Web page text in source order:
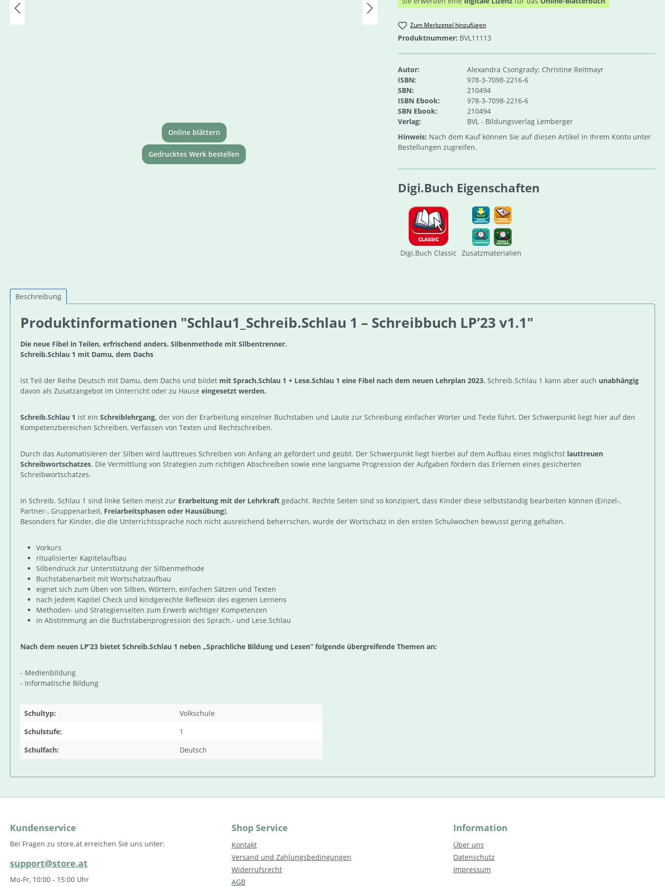
Online blättern
Gedrucktes Werk bestellen
Zum Merkzettel hinzufügen
Produktnummer: BVL11113
Autor:
Alexandra Csongrady; Christine Reitmayr
ISBN:
978-3-7098-2216-6
SBN:
210494
ISBN Ebook:
978-3-7098-2216-6
SBN Ebook:
210494
Verlag:
BVL - Bildungsverlag Lemberger
Hinweis: Nach dem Kauf können Sie auf diesen Artikel in Ihrem Konto unter
Bestellungen zugreifen.
Digi.Buch Eigenschaften
Digi.Buch Classic Zusatzmaterialien
Beschreibung
Produktinformationen "Schlau1_Schreib.Schlau 1 – Schreibbuch LP’23 v1.1"
Die neue Fibel in Teilen, erfrischend anders. Silbenmethode mit Silbentrenner.
Schreib.Schlau 1 mit Damu, dem Dachs
ist Teil der Reihe Deutsch mit Damu, dem Dachs und bildet mit Sprach.Schlau 1 + Lese.Schlau 1 eine Fibel nach dem neuen Lehrplan 2023. Schreib.Schlau 1 kann aber auch unabhängig
davon als Zusatzangebot im Unterricht oder zu Hause eingesetzt werden.
Schreib.Schlau 1 ist ein Schreiblehrgang, der von der Erarbeitung einzelner Buchstaben und Laute zur Schreibung einfacher Wörter und Texte führt. Der Schwerpunkt liegt hier auf den
Kompetenzbereichen Schreiben, Verfassen von Texten und Rechtschreiben.
Durch das Automatisieren der Silben wird lauttreues Schreiben von Anfang an gefördert und geübt. Der Schwerpunkt liegt hierbei auf dem Aufbau eines möglichst lauttreuen
Schreibwortschatzes. Die Vermittlung von Strategien zum richtigen Abschreiben sowie eine langsame Progression der Aufgaben fördern das Erlernen eines gesicherten
Schreibwortschatzes.
In Schreib. Schlau 1 sind linke Seiten meist zur Erarbeitung mit der Lehrkraft gedacht. Rechte Seiten sind so konzipiert, dass Kinder diese selbstständig bearbeiten können (Einzel-,
Partner-, Gruppenarbeit, Freiarbeitsphasen oder Hausübung).
Besonders für Kinder, die die Unterrichtssprache noch nicht ausreichend beherrschen, wurde der Wortschatz in den ersten Schulwochen bewusst gering gehalten.
Vorkurs
ritualisierter Kapitelaufbau
Silbendruck zur Unterstützung der Silbenmethode
Buchstabenarbeit mit Wortschatzaufbau
eignet sich zum Üben von Silben, Wörtern, einfachen Sätzen und Texten
nach jedem Kapitel Check und kindgerechte Reflexion des eigenen Lernens
Methoden- und Strategienseiten zum Erwerb wichtiger Kompetenzen
in Abstimmung an die Buchstabenprogression des Sprach.- und Lese.Schlau
Nach dem neuen LP’23 bietet Schreib.Schlau 1 neben „Sprachliche Bildung und Lesen“ folgende übergreifende Themen an:
- Medienbildung
- Informatische Bildung
Schultyp:
Volkschule
Schulstufe:
1
Schulfach:
Deutsch
Kundenservice
Bei Fragen zu store.at erreichen Sie uns unter:
support@store.at
Mo-Fr, 10:00 - 15:00 Uhr
Shop Service
Kontakt
Versand und Zahlungsbedingungen
Widerrufsrecht
AGB
Information
Über uns
Datenschutz
Impressum